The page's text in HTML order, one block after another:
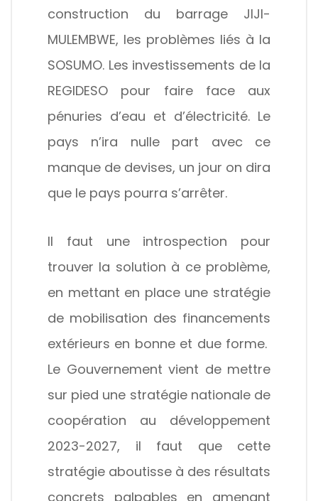
construction du barrage JIJI-
MULEMBWE, les problèmes liés à la
SOSUMO. Les investissements de la
REGIDESO pour faire face aux
pénuries d’eau et d’électricité. Le
pays n’ira nulle part avec ce
manque de devises, un jour on dira
que le pays pourra s’arrêter.
Il faut une introspection pour
trouver la solution à ce problème,
en mettant en place une stratégie
de mobilisation des financements
extérieurs en bonne et due forme.
Le Gouvernement vient de mettre
sur pied une stratégie nationale de
coopération au développement
2023-2027, il faut que cette
stratégie aboutisse à des résultats
concrets palpables en amenant